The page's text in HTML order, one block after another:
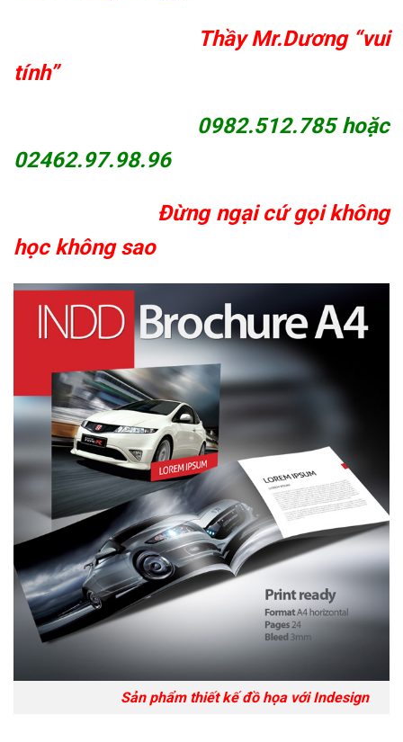
Thầy Mr.Dương “vui
tính”
0982.512.785 hoặc
02462.97.98.96
Đừng ngại cứ gọi không
học không sao
Sản phẩm thiết kế đồ họa với Indesign